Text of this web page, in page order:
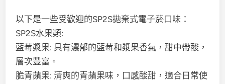
以下是一些受歡迎的SP2S拋棄式電子菸口味：
SP2S水果類:
藍莓漿果: 具有濃郁的藍莓和漿果香氣，甜中帶酸，
層次豐富。
脆青蘋果: 清爽的青蘋果味，口感酸甜，適合日常使